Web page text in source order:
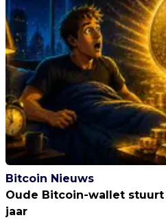
Bitcoin Nieuws
Oude Bitcoin-wallet stuurt
jaar